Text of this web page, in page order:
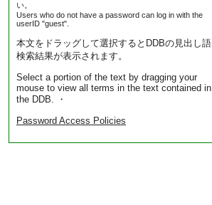
い。
Users who do not have a password can log in with the
userID "guest".
本文をドラッグして選択するとDDBの見出し語
検索結果が表示されます。
Select a portion of the text by dragging your
mouse to view all terms in the text contained in
the DDB. ・
Password Access Policies